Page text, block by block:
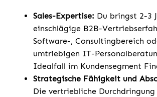
Sales-Expertise: Du bringst 2-3
einschlägige B2B-
Software-, Consultingbereich
umtriebigen IT-
Idealfall im Kundensegment
Strategische Fähigkeit und
Die vertriebliche